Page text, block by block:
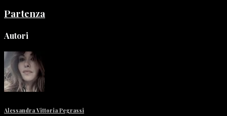
Partenza
Autori
Alessandra Vittoria Pegrassi